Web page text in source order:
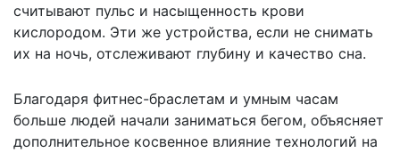
считывают пульс и насыщенность крови
кислородом. Эти же устройства, если не снимать
их на ночь, отслеживают глубину и качество сна.
Благодаря фитнес-браслетам и умным часам
больше людей начали заниматься бегом, объясняет
дополнительное косвенное влияние технологий на